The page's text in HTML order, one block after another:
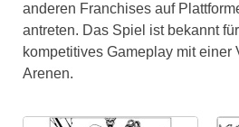
anderen Franchises auf
antreten. Das Spiel ist bekannt
kompetitives Gameplay mit einer
Arenen.